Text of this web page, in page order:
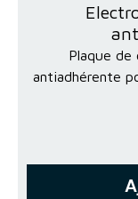
Plaque de
antiadhérente